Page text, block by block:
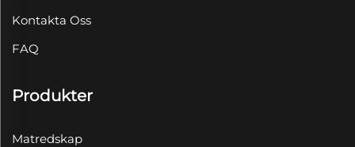
Kontakta Oss
FAQ
Produkter
Matredskap